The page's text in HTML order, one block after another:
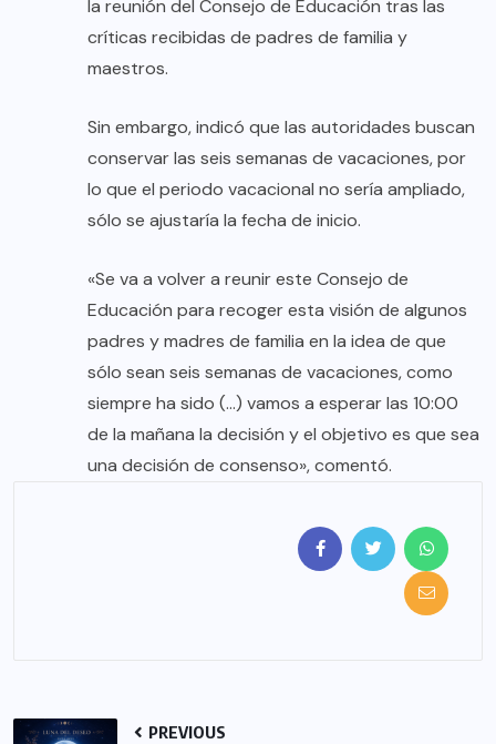
la reunión del Consejo de Educación tras las
críticas recibidas de padres de familia y
maestros.
Sin embargo, indicó que las autoridades buscan
conservar las seis semanas de vacaciones, por
lo que el periodo vacacional no sería ampliado,
sólo se ajustaría la fecha de inicio.
«Se va a volver a reunir este Consejo de
Educación para recoger esta visión de algunos
padres y madres de familia en la idea de que
sólo sean seis semanas de vacaciones, como
siempre ha sido (…) vamos a esperar las 10:00
de la mañana la decisión y el objetivo es que sea
una decisión de consenso», comentó.
PREVIOUS